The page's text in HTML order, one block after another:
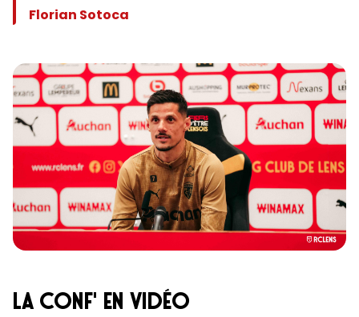
Florian Sotoca
LA CONf' en vidéo